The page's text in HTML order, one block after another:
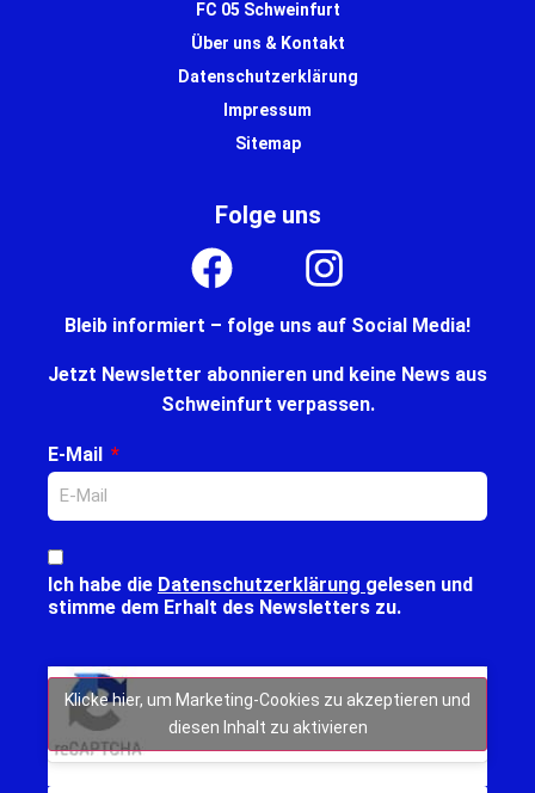
FC 05 Schweinfurt
Über uns & Kontakt
Datenschutzerklärung
Impressum
Sitemap
Folge uns
Bleib informiert – folge uns auf Social Media!
Jetzt Newsletter abonnieren und keine News aus
Schweinfurt verpassen.
E-Mail
Ich habe die Datenschutzerklärung gelesen und
stimme dem Erhalt des Newsletters zu.
Klicke hier, um Marketing-Cookies zu akzeptieren und
diesen Inhalt zu aktivieren